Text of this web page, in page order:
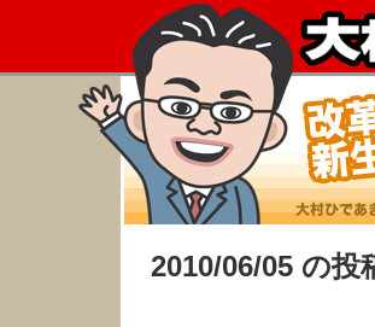
2010/06/05 の投